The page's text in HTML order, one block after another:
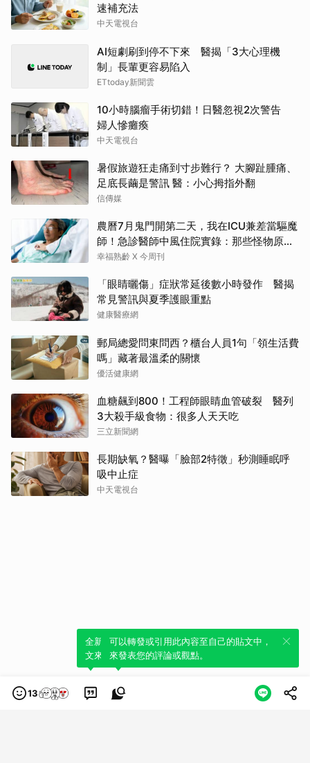
速補充法
中天電視台
AI短劇刷到停不下來 醫揭「3大心理機
制」長輩更容易陷入
ETtoday新聞雲
10小時腦瘤手術切錯！日醫忽視2次警告
婦人慘癱瘓
中天電視台
暑假旅遊狂走痛到寸步難行？ 大腳趾腫痛、
足底長繭是警訊 醫：小心拇指外翻
信傳媒
農曆7月鬼門開第二天，我在ICU兼差當驅魔
師！急診醫師中風住院實錄：那些怪物原來
叫譫妄
幸福熟齡 X 今周刊
「眼睛曬傷」症狀常延後數小時發作 醫揭
常見警訊與夏季護眼重點
健康醫療網
郵局總愛問東問西？櫃台人員1句「領生活費
嗎」藏著最溫柔的關懷
優活健康網
血糖飆到800！工程師眼睛血管破裂 醫列
3大殺手級食物：很多人天天吃
三立新聞網
長期缺氧？醫曝「臉部2特徵」秒測睡眠呼
吸中止症
中天電視台
13
全新體驗！一鍵引用此內容，透過發布貼
文來輕鬆表達個人立場。
可以轉發或引用此內容至自己的貼文中，
來發表您的評論或觀點。